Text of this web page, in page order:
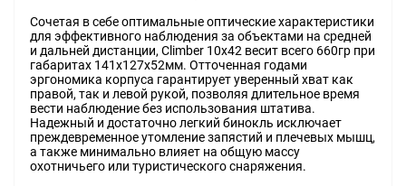
Сочетая в себе оптимальные оптические характеристики
для эффективного наблюдения за объектами на средней
и дальней дистанции, Climber 10x42 весит всего 660гр при
габаритах 141х127х52мм. Отточенная годами
эргономика корпуса гарантирует уверенный хват как
правой, так и левой рукой, позволяя длительное время
вести наблюдение без использования штатива.
Надежный и достаточно легкий бинокль исключает
преждевременное утомление запястий и плечевых мышц,
а также минимально влияет на общую массу
охотничьего или туристического снаряжения.